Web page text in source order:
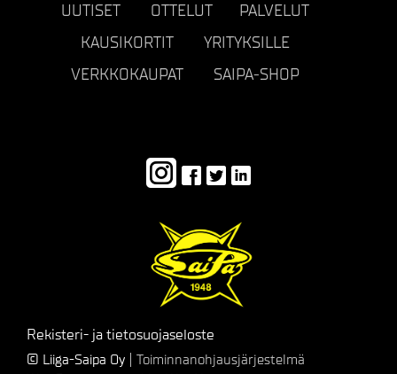
UUTISET OTTELUT
PALVELUT
KAUSIKORTIT
YRITYKSILLE
VERKKOKAUPAT
SAIPA-SHOP
Rekisteri- ja tietosuojaseloste
© Liiga-Saipa Oy | Toiminnanohjausjärjestelmä